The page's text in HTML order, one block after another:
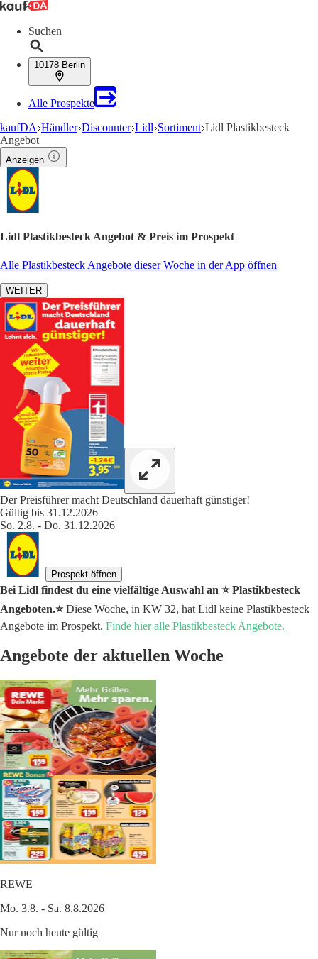
Suchen
10178 Berlin
Alle Prospekte
kaufDA Händler Discounter Lidl Sortiment Lidl Plastikbesteck
Angebot
Anzeigen
Lidl Plastikbesteck Angebot & Preis im Prospekt
Alle Plastikbesteck Angebote dieser Woche in der App öffnen
WEITER
Der Preisführer macht Deutschland dauerhaft günstiger!
Gültig bis 31.12.2026
So. 2.8. - Do. 31.12.2026
Prospekt öffnen
Bei Lidl findest du eine vielfältige Auswahl an ⭐️ Plastikbesteck
Angeboten.⭐️Diese Woche, in KW 32, hat Lidl keine Plastikbesteck
Angebote im Prospekt. Finde hier alle Plastikbesteck Angebote.
Angebote der aktuellen Woche
REWE
Mo. 3.8. - Sa. 8.8.2026
Nur noch heute gültig